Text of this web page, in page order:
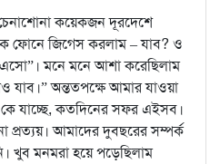
কয়েকজন দূরদেশে
ফোনে জিগেস করলাম – যাব? ও
এসো”। মনে মনে আশা করেছিলাম
অন্ততপক্ষে আমার যাওয়া
যাচ্ছে, কতদিনের সফর এইসব।
আমাদের দুবছরের সম্পর্ক
খুব মনমরা হয়ে পড়েছিলাম